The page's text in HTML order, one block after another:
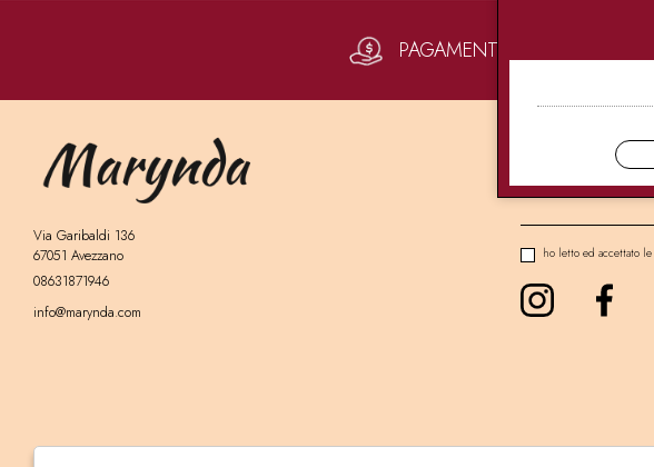
PAGAMENTI SICURI
Via Garibaldi 136
67051 Avezzano
08631871946
info@marynda.com
NEWSLETTER
ho letto ed accettato